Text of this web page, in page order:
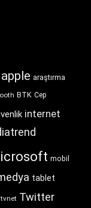
apple araştırma
BTK Cep
internet
mobil
tablet
tvnet Twitter